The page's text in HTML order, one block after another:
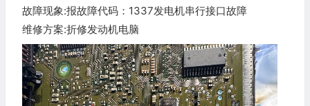
故障现象:报故障代码：1337发电机串行接口故障
维修方案:折修发动机电脑